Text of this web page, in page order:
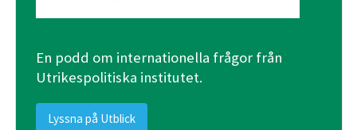
En podd om internationella frågor från
Utrikespolitiska institutet.
Lyssna på Utblick